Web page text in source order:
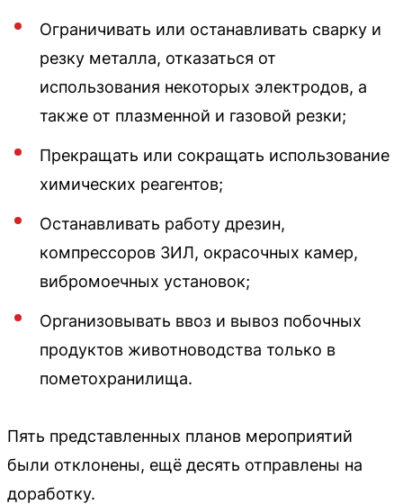
Ограничивать или останавливать сварку и
резку металла, отказаться от
использования некоторых электродов, а
также от плазменной и газовой резки;
Прекращать или сокращать использование
химических реагентов;
Останавливать работу дрезин,
компрессоров ЗИЛ, окрасочных камер,
вибромоечных установок;
Организовывать ввоз и вывоз побочных
продуктов животноводства только в
пометохранилища.
Пять представленных планов мероприятий
были отклонены, ещё десять отправлены на
доработку.